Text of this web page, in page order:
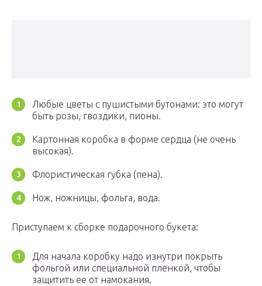
Любые цветы с пушистыми бутонами: это могут
быть розы, гвоздики, пионы.
Картонная коробка в форме сердца (не очень
высокая).
Флористическая губка (пена).
Нож, ножницы, фольга, вода.
Приступаем к сборке подарочного букета:
Для начала коробку надо изнутри покрыть
фольгой или специальной пленкой, чтобы
защитить ее от намокания.